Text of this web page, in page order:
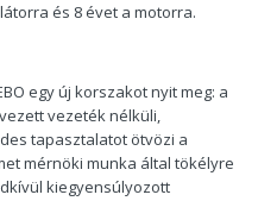
és 8 évet a motorra.
egy új korszakot nyit meg: a
vezeték nélküli,
tapasztalatot ötvözi a
mérnöki munka által tökélyre
kiegyensúlyozott